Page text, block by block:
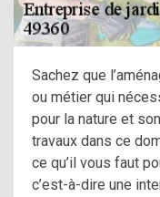
Sachez que
ou métier qui
pour la nature et
travaux dans ce
ce qu’il vous faut
c’est-à-dire une